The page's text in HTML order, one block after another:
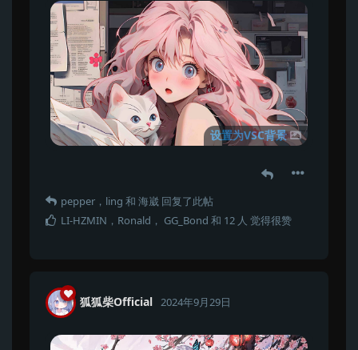
设置为VSC背景
pepper ， ling 和 海崴 回复了此帖
LI-HZMIN ， Ronald ， GG_Bond 和 12 人 觉得很赞
狐狐柴Official 2024年9月29日